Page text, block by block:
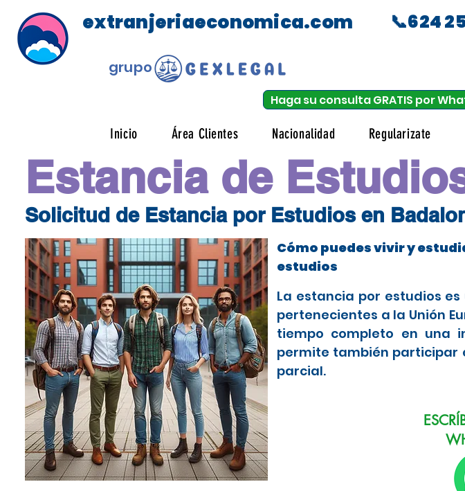
extranjeriaeconomica.com
grupo
📞624
Haga su consulta GRATIS por
Inicio Área Clientes Nacionalidad Regularizate
Estancia de
Solicitud de Estancia por Estudios en
Cómo puedes vivir y
estudios
La estancia por estudios
pertenecientes a la Unión
tiempo completo en una
permite también participar
parcial.